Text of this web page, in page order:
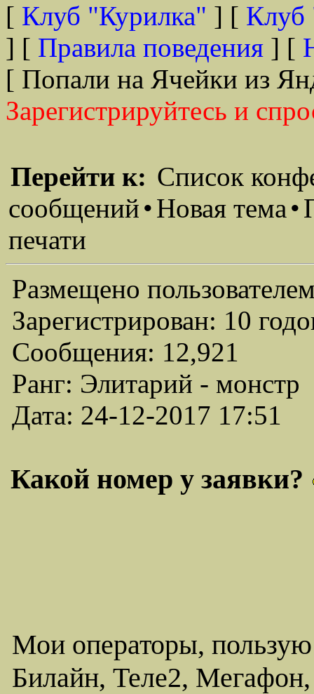
[ Клуб "Курилка" ] [ Клуб
] [ Правила поведения ] [
[ Попали на Ячейки из
Зарегистрируйтесь и
Перейти к: Список
сообщений•Новая тема•
печати
Размещено
Зарегистрирован: 10
Сообщения: 12,921
Ранг: Элитарий - монстр
Дата: 24-12-2017 17:51
Какой номер у заявки?
Мои операторы,
Билайн, Теле2,